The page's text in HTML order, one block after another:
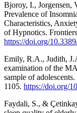
Bjoroy, I., Jorgensen,
Prevalence of
Characteristics,
of Hypnotics.
https://doi.org/
Emily, R.A., Judith,
examination of the
sample of
1105. https://doi.org/
Faydali, S., &